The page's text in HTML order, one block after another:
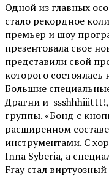
Одной из главных
стало рекордное
премьер и шоу
презентовала свое
представили свой
которого
Большие
Драгни и
группы. «Бонд с
расширенном
инструментами. С
Inna Syberia, а
Fray стал